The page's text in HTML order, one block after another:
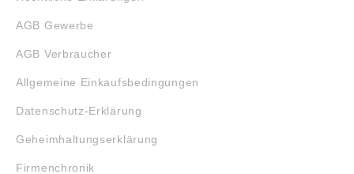
AGB Gewerbe
AGB Verbraucher
Allgemeine Einkaufsbedingungen
Datenschutz-Erklärung
Geheimhaltungserklärung
Firmenchronik